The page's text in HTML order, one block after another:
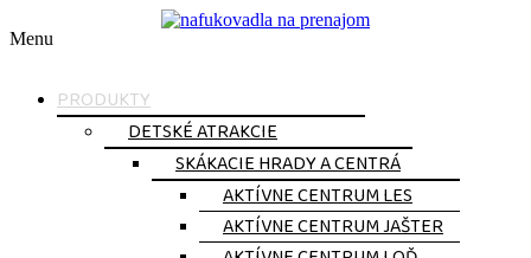
Menu
PRODUKTY
DETSKÉ ATRAKCIE
SKÁKACIE HRADY A CENTRÁ
AKTÍVNE CENTRUM LES
AKTÍVNE CENTRUM JAŠTER